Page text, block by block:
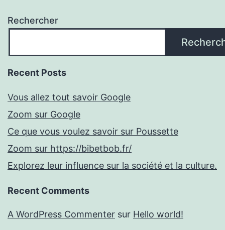
Rechercher
Recent Posts
Vous allez tout savoir Google
Zoom sur Google
Ce que vous voulez savoir sur Poussette
Zoom sur https://bibetbob.fr/
Explorez leur influence sur la société et la culture.
Recent Comments
A WordPress Commenter sur Hello world!